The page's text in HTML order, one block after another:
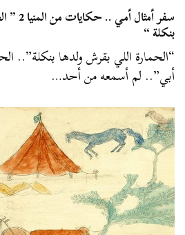
سفر
بنكلة “
“الحمارة اللي بقرش ولدها بنكلة”..
أبي”.. لم أسمعه من أحد…